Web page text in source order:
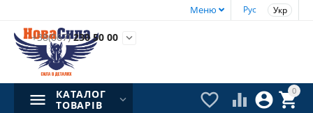
Рус Укр
Меню
+38(067)230 50 00 
0


 
КАТАЛОГ
ТОВАРІВ